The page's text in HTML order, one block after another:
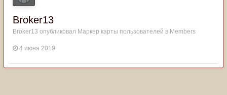
Broker13
Broker13 опубликовал Маркер карты пользователей в Members
4 июня 2019